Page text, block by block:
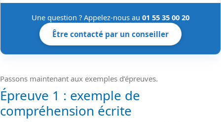
Une question ? Appelez-nous au 01 55 35 00 20
Être contacté par un conseiller
Passons maintenant aux exemples d’épreuves.
Épreuve 1 : exemple de
compréhension écrite